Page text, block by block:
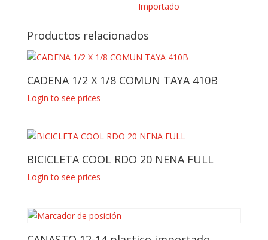
Importado
Productos relacionados
CADENA 1/2 X 1/8 COMUN TAYA 410B
Login to see prices
BICICLETA COOL RDO 20 NENA FULL
Login to see prices